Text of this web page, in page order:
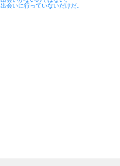
出会いに行っていないだけだ。